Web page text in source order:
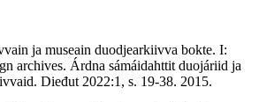
ja museain duodjearkiivva bokte. I:
archives. Árdna sámáidahttit duojáriid ja
Dieđut 2022:1, s. 19-38. 2015.